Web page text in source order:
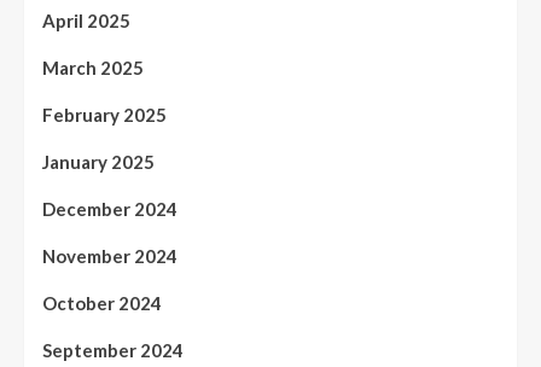
April 2025
March 2025
February 2025
January 2025
December 2024
November 2024
October 2024
September 2024